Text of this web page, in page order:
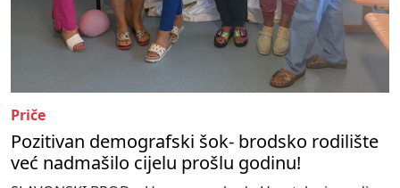
Priče
Pozitivan demografski šok- brodsko rodilište
već nadmašilo cijelu prošlu godinu!